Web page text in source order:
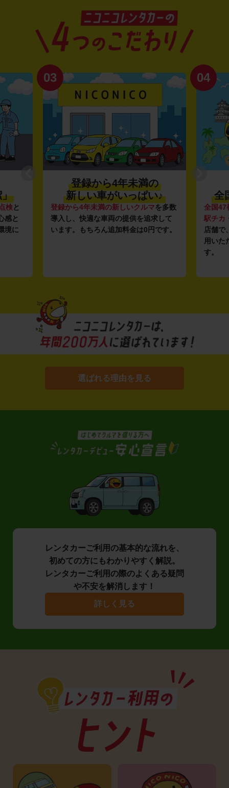
」
検と
感と
境に
03
登録から4年未満の
新しい車がいっぱい♪
登録から4年未満の新しいクルマを多数
導入し、快適な車両の提供を追求して
います。もちろん追加料金は0円です。
04
全
全国47
駅チカ
店舗で
用いた
す。
選ばれる理由を見る
レンタカーご利用の基本的な流れを、
初めての方にもわかりやすく解説。
レンタカーご利用の際のよくある疑問
や不安を解消します！
詳しく見る